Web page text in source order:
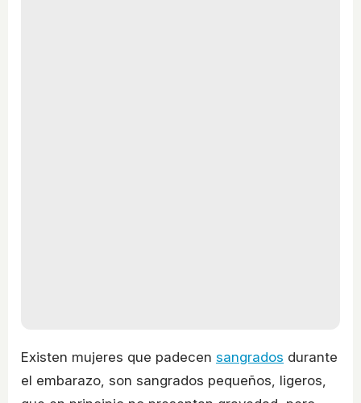
Existen mujeres que padecen sangrados durante
el embarazo, son sangrados pequeños, ligeros,